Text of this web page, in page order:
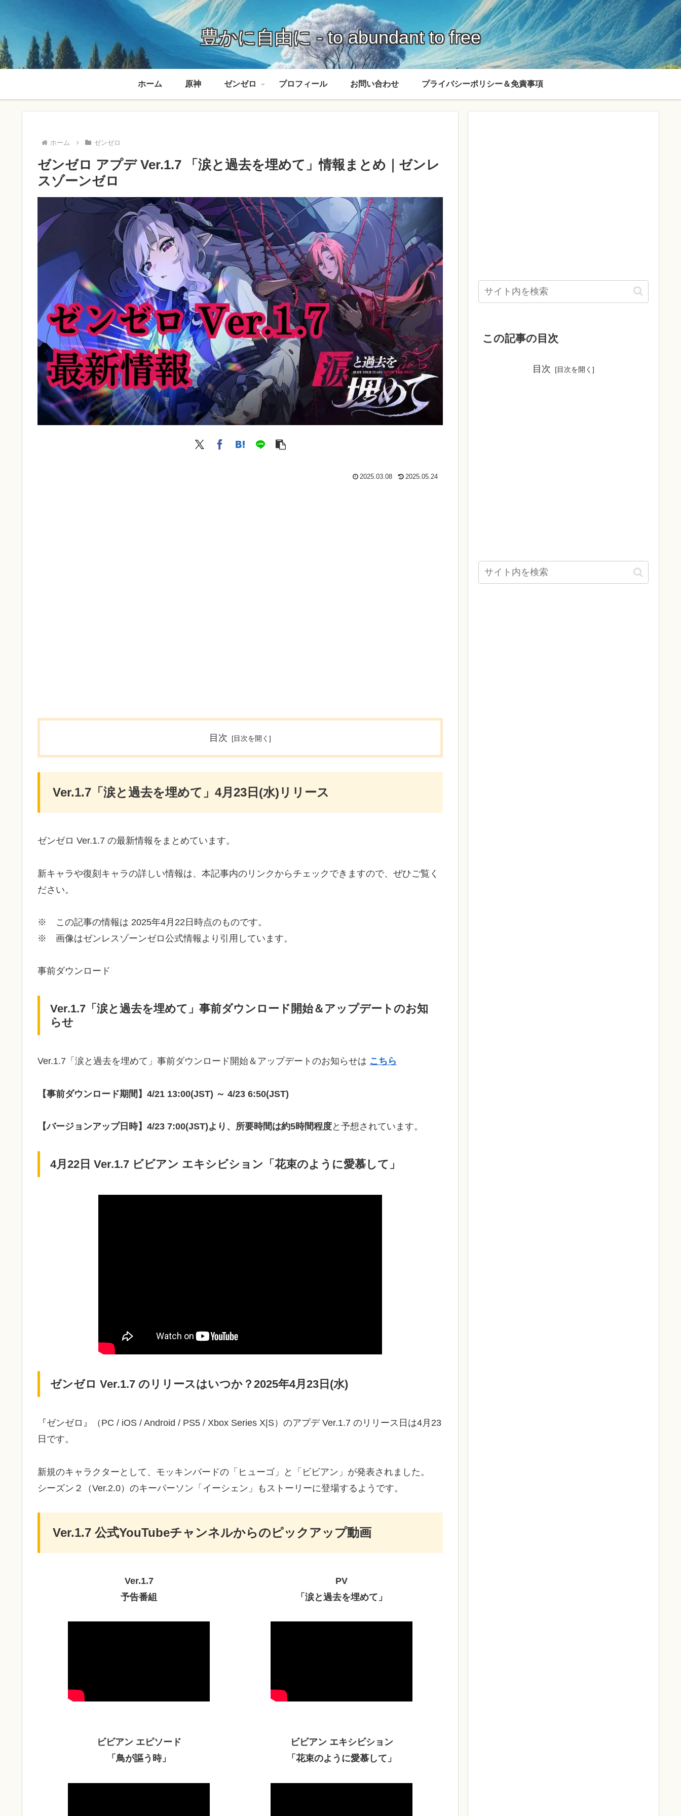
豊かに自由に - to abundant to free
ホーム 原神 ゼンゼロ プロフィール お問い合わせ プライバシーポリシー＆免責事項
ホーム ゼンゼロ
ゼンゼロ アプデ Ver.1.7 「涙と過去を埋めて」情報まとめ｜ゼンレ
スゾーンゼロ
2025.03.08 2025.05.24
目次
Ver.1.7「涙と過去を埋めて」4月23日(水)リリース
ゼンゼロ Ver.1.7 の最新情報をまとめています。
新キャラや復刻キャラの詳しい情報は、本記事内のリンクからチェックできますので、ぜひご覧く
ださい。
※ この記事の情報は 2025年4月22日時点のものです。
※ 画像はゼンレスゾーンゼロ公式情報より引用しています。
事前ダウンロード
Ver.1.7「涙と過去を埋めて」事前ダウンロード開始＆アップデートのお知
らせ
Ver.1.7「涙と過去を埋めて」事前ダウンロード開始＆アップデートのお知らせは こちら
【事前ダウンロード期間】4/21 13:00(JST) ～ 4/23 6:50(JST)
【バージョンアップ日時】4/23 7:00(JST)より、所要時間は約5時間程度と予想されています。
4月22日 Ver.1.7 ビビアン エキシビション「花束のように愛慕して」
ゼンゼロ Ver.1.7 のリリースはいつか？2025年4月23日(水)
『ゼンゼロ』（PC / iOS / Android / PS5 / Xbox Series X|S）のアプデ Ver.1.7 のリリース日は4月23
日です。
新規のキャラクターとして、モッキンバードの「ヒューゴ」と「ビビアン」が発表されました。
シーズン２（Ver.2.0）のキーパーソン「イーシェン」もストーリーに登場するようです。
Ver.1.7 公式YouTubeチャンネルからのピックアップ動画
Ver.1.7
予告番組
PV
「涙と過去を埋めて」
ビビアン エピソード
「鳥が謳う時」
ビビアン エキシビション
「花束のように愛慕して」
この記事の目次
目次